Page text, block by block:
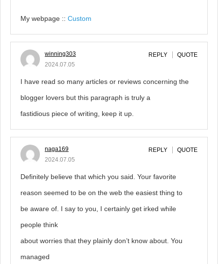
My webpage :: Custom
winning303
2024.07.05
REPLY QUOTE
I have read so many articles or reviews concerning the
blogger lovers but this paragraph is truly a
fastidious piece of writing, keep it up.
naga169
2024.07.05
REPLY QUOTE
Definitely believe that which you said. Your favorite
reason seemed to be on the web the easiest thing to
be aware of. I say to you, I certainly get irked while
people think
about worries that they plainly don’t know about. You
managed